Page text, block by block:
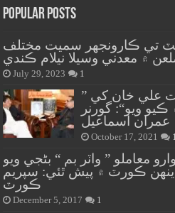
Popular Posts
4 آگسٽ تي ڪارونجهر سميت مختلف
۾ معدني وسيلا نيلام ڪندي
July 29, 2023 1
” فرزند ڪراچي لياقت علي خان کي
ويو“: گورنر
عمران اسماعيل
October 17, 2021 1
معاملو ” واٽر بم “ بڻجي ويو
ڏينهن ڪورٽ ۾ پيش ٿئي: سپريم
ڪورٽ
December 5, 2017 1